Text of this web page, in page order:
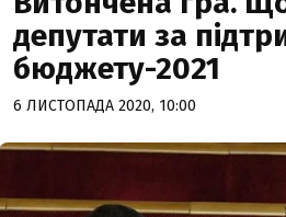
депутати за
бюджету-2021
6 ЛИСТОПАДА 2020, 10:00